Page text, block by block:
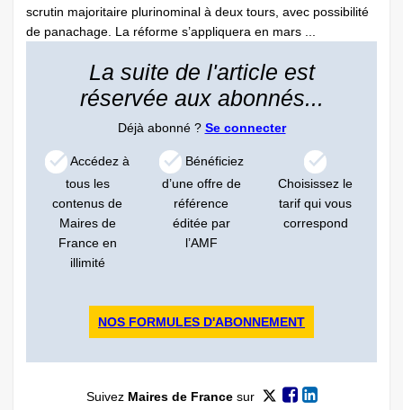
scrutin majoritaire plurinominal à deux tours, avec possibilité
de panachage. La réforme s’appliquera en mars ...
La suite de l'article est
réservée aux abonnés...
Déjà abonné ? Se connecter
Accédez à
tous les
contenus de
Maires de
France en
illimité
Bénéficiez
d’une offre de
référence
éditée par
l’AMF
Choisissez le
tarif qui vous
correspond
NOS FORMULES D'ABONNEMENT
Suivez Maires de Francesur